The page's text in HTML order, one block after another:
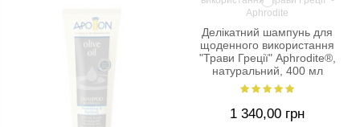
Делікатний шампунь для
щоденного використання
"Трави Греції" Aphrodite®,
натуральний, 400 мл
1 340,00 грн